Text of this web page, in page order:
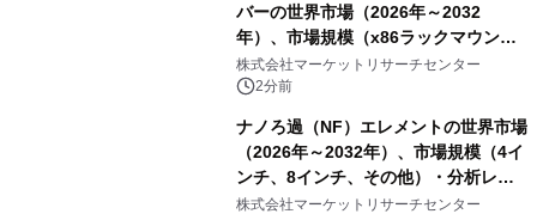
バーの世界市場（2026年～2032
年）、市場規模（x86ラックマウン
ト、非x86ラックマウント）・分析レ
ポートを発表
株式会社マーケットリサーチセンター
2分前
ナノろ過（NF）エレメントの世界市場
（2026年～2032年）、市場規模（4イ
ンチ、8インチ、その他）・分析レポ
ートを発表
株式会社マーケットリサーチセンター